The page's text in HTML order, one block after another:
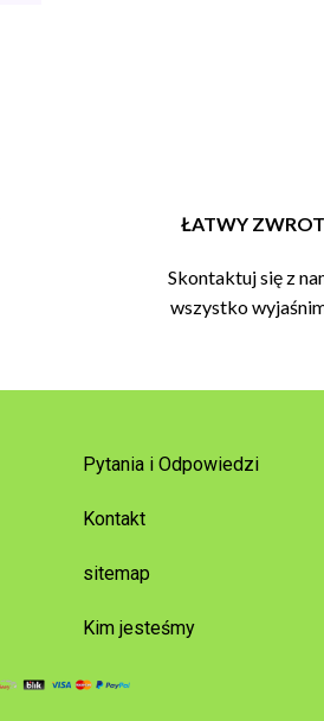
ŁATWY ZWROT
Skontaktuj się z
wszystko
Pytania i Odpowiedzi
Kontakt
sitemap
Kim jesteśmy